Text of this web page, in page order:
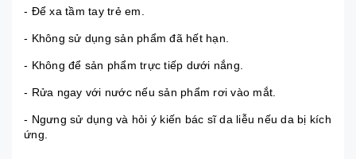
- Để xa tầm tay trẻ em.
- Không sử dụng sản phẩm đã hết hạn.
- Không để sản phẩm trực tiếp dưới nắng.
- Rửa ngay với nước nếu sản phẩm rơi vào mắt.
- Ngưng sử dụng và hỏi ý kiến bác sĩ da liễu nếu da bị kích
ứng.